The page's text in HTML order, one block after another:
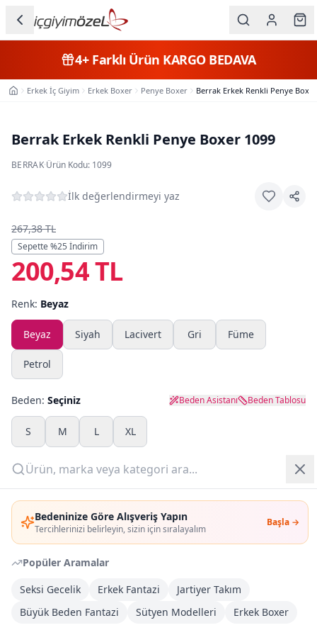
Bedeninize Göre Alışveriş Yapın
Tercihlerinizi belirleyin, sizin için sıralayalım
Başla →
Popüler Aramalar
Seksi Gecelik
Erkek Fantazi
Jartiyer Takım
Büyük Beden Fantazi
Sütyen Modelleri Erkek Boxer
Kategorileri
Çocuk
Fantazi
Büyük
Beden
Markalar
Plaj & Mayo
Yazlık Pijama
Kampanyalar
Yeni Gelenler
OUTLET
Giriş Yap
Üye Ol
4+Farklı Ürün KARGO BEDAVA
Ana SayfaErkek İç Giyim Erkek Boxer Penye Boxer Berrak Erkek Renkli Penye
Berrak Erkek Renkli Penye Boxer 1099
BERRAK·Ürün Kodu: 1099
İlk değerlendirmeyi yaz
267,38 TL
Sepette %25 İndirim
200,54 TL
Renk: Beyaz
Beyaz Siyah Lacivert Gri Füme
Petrol
Beden: Seçiniz Beden Asistanı Beden Tablosu
S M L XL
Adet:
Sepete Ekle
Bayram tatili sonrasında kargolanacaktır